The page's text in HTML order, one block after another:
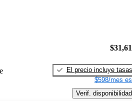
El precio incluye tasas
$598/mes
Verif. disponibilidad